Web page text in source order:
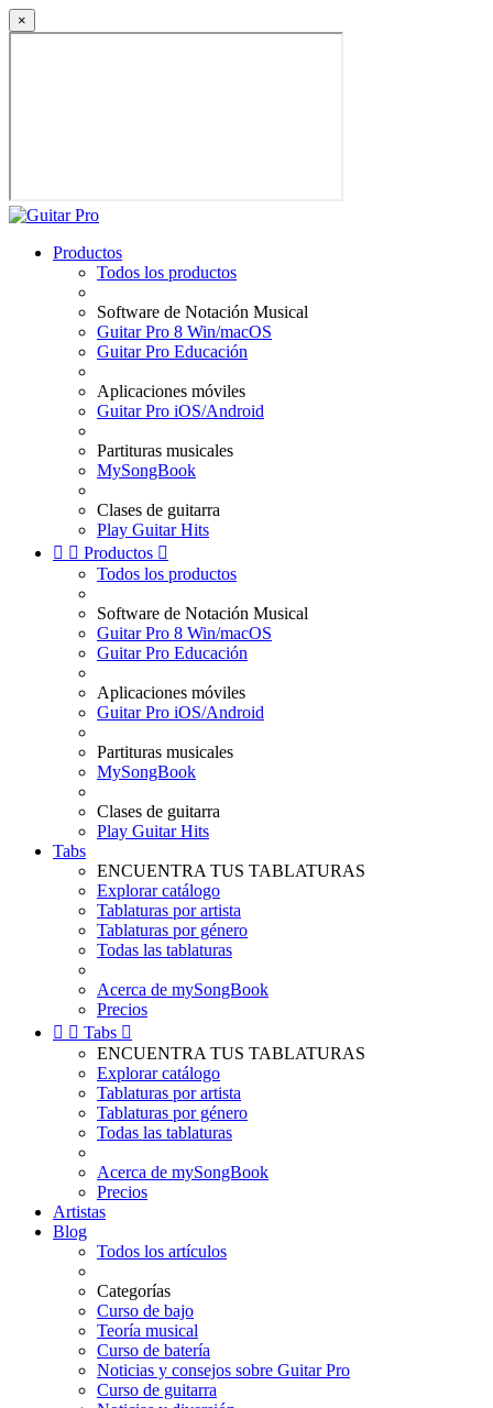
×
Productos
Todos los productos
Software de Notación Musical
Guitar Pro 8 Win/macOS
Guitar Pro Educación
Aplicaciones móviles
Guitar Pro iOS/Android
Partituras musicales
MySongBook
Clases de guitarra
Play Guitar Hits
  Productos 
Todos los productos
Software de Notación Musical
Guitar Pro 8 Win/macOS
Guitar Pro Educación
Aplicaciones móviles
Guitar Pro iOS/Android
Partituras musicales
MySongBook
Clases de guitarra
Play Guitar Hits
Tabs
ENCUENTRA TUS TABLATURAS
Explorar catálogo
Tablaturas por artista
Tablaturas por género
Todas las tablaturas
Acerca de mySongBook
Precios
  Tabs 
ENCUENTRA TUS TABLATURAS
Explorar catálogo
Tablaturas por artista
Tablaturas por género
Todas las tablaturas
Acerca de mySongBook
Precios
Artistas
Blog
Todos los artículos
Categorías
Curso de bajo
Teoría musical
Curso de batería
Noticias y consejos sobre Guitar Pro
Curso de guitarra